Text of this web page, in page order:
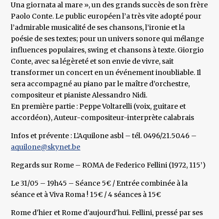
Una giornata al mare », un des grands succès de son frère
Paolo Conte. Le public européen l’a très vite adopté pour
l’admirable musicalité de ses chansons, l’ironie et la
poésie de ses textes; pour un univers sonore qui mélange
influences populaires, swing et chansons à texte. Giorgio
Conte, avec sa légèreté et son envie de vivre, sait
transformer un concert en un événement inoubliable. Il
sera accompagné au piano par le maître d’orchestre,
compositeur et pianiste Alessandro Nidi.
En première partie : Peppe Voltarelli (voix, guitare et
accordéon), Auteur-compositeur-interprète calabrais
Infos et prévente : L’Aquilone asbl – tél. 0496/21.50.46 –
aquilone@skynet.be
Regards sur Rome – ROMA de Federico Fellini (1972, 115’)
Le 31/05 – 19h45 – Séance 5€ / Entrée combinée à la
séance et à Viva Roma ! 15€ / 4 séances à 15€
Rome d'hier et Rome d'aujourd'hui. Fellini, pressé par ses